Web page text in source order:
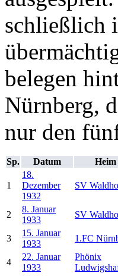
schließlich
belegen
Nürnberg,
nur den
Sp. Datum Heim
1
18.
Dezember
1932
SV
2
8. Januar
1933
SV
3
15. Januar
1933
1.FC
4
22. Januar
1933
Phönix